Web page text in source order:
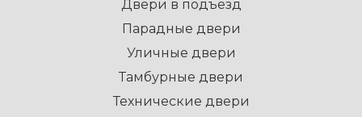
Двери в подъезд
Парадные двери
Уличные двери
Тамбурные двери
Технические двери